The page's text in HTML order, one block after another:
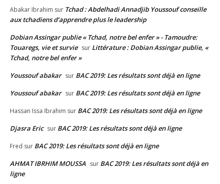
Abakar Ibrahim sur Tchad : Abdelhadi Annadjib Youssouf conseille
aux tchadiens d’apprendre plus le leadership
Dobian Assingar publie « Tchad, notre bel enfer » - Tamoudre:
Touaregs, vie et survie sur Littérature : Dobian Assingar publie, «
Tchad, notre bel enfer »
Youssouf abakar sur BAC 2019: Les résultats sont déjà en ligne
Youssouf abakar sur BAC 2019: Les résultats sont déjà en ligne
Hassan Issa Ibrahim sur BAC 2019: Les résultats sont déjà en ligne
Djasra Eric sur BAC 2019: Les résultats sont déjà en ligne
Fred sur BAC 2019: Les résultats sont déjà en ligne
AHMAT IBRHIM MOUSSA sur BAC 2019: Les résultats sont déjà en
ligne